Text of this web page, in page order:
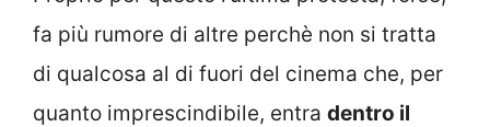
fa più rumore di altre perchè non si tratta
di qualcosa al di fuori del cinema che, per
quanto imprescindibile, entra dentro il